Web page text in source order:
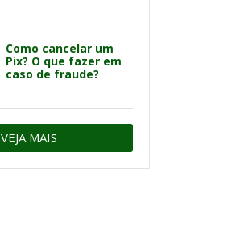
Como cancelar um
Pix? O que fazer em
caso de fraude?
VEJA MAIS